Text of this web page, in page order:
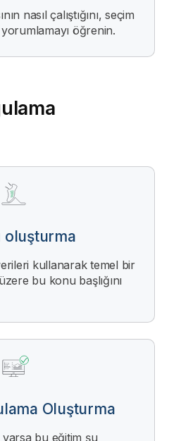
nasıl çalıştığını, seçim
öğrenin.
oluşturma
kullanarak temel bir
bu konu başlığını
Oluşturma
varsa bu eğitim şu